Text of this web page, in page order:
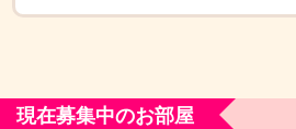
現在募集中のお部屋